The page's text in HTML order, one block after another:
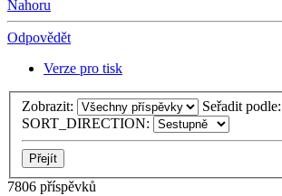
Nahoru
Odpovědět
Verze pro tisk
Zobrazit:
Seřadit podle:
SORT_DIRECTION:
7806 příspěvků